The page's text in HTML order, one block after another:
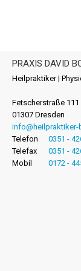
PRAXIS DAVID
Heilpraktiker |
Fetscherstraße 111
01307 Dresden
Telefon
0351 -
Telefax
0351 -
Mobil
0172 -